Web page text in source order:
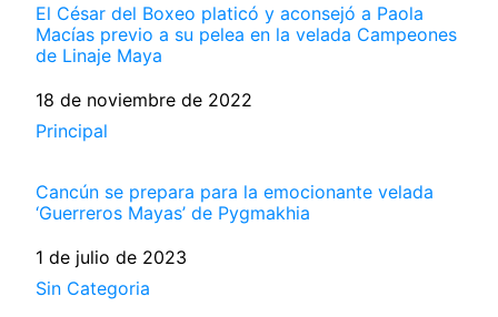
El César del Boxeo platicó y aconsejó a Paola
Macías previo a su pelea en la velada Campeones
de Linaje Maya
Fecha
18 de noviembre de 2022
Respecto a
Principal
Cancún se prepara para la emocionante velada
‘Guerreros Mayas’ de Pygmakhia
Fecha
1 de julio de 2023
Respecto a
Sin Categoria